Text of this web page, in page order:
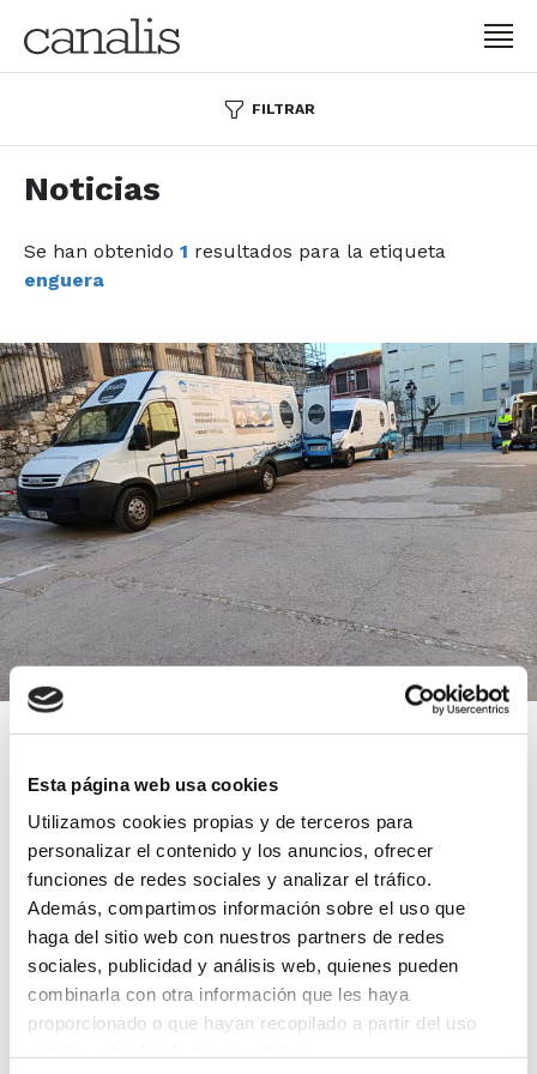
Esta página web usa cookies
Utilizamos cookies propias y de terceros para
personalizar el contenido y los anuncios, ofrecer
funciones de redes sociales y analizar el tráfico.
Además, compartimos información sobre el uso que
haga del sitio web con nuestros partners de redes
sociales, publicidad y análisis web, quienes pueden
combinarla con otra información que les haya
proporcionado o que hayan recopilado a partir del uso
FILTRAR
Noticias
Se han obtenido 1 resultados para la etiqueta
enguera
GRUPO CANALIS rehabilita la red
(Valencia)
Inspección Fresado Rehabilitación
Leer más